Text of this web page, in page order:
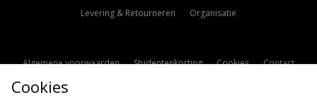
Levering & Retourneren
Organisatie
Algemene voorwaarden Studentenkorting Cookies
Contact
Cookie Instellingen
Cookies